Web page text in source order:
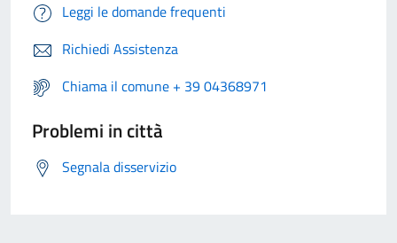
Leggi le domande frequenti
Richiedi Assistenza
Chiama il comune + 39 04368971
Problemi in città
Segnala disservizio